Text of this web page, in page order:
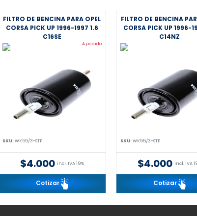
FILTRO DE BENCINA PARA OPEL
CORSA PICK UP 1996-1997 1.6
C16SE
A pedido
SKU:WK55/3-STP
$4.000 incl. IVA 19%
Cotizar
FILTRO DE BENCINA
CORSA PICK UP 1996-
C14NZ
SKU: WK55/3-STP
$4.000 incl. IVA
Cotizar